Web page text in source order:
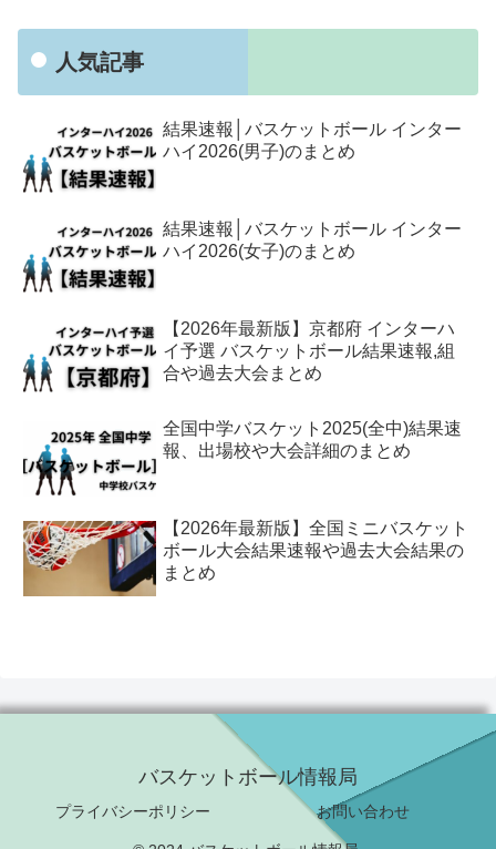
人気記事
結果速報│バスケットボール インター
ハイ2026(男子)のまとめ
結果速報│バスケットボール インター
ハイ2026(女子)のまとめ
【2026年最新版】京都府 インターハ
イ予選 バスケットボール結果速報,組
合や過去大会まとめ
全国中学バスケット2025(全中)結果速
報、出場校や大会詳細のまとめ
【2026年最新版】全国ミニバスケット
ボール大会結果速報や過去大会結果の
まとめ
バスケットボール情報局
プライバシーポリシー お問い合わせ